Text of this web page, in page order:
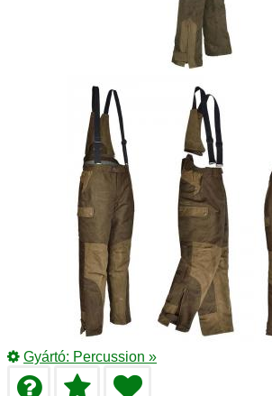
Gyártó: Percussion »